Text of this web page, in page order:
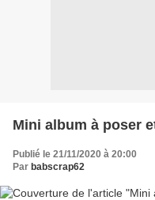
Mini album à poser
Publié le 21/11/2020 à 20:00
Par babscrap62